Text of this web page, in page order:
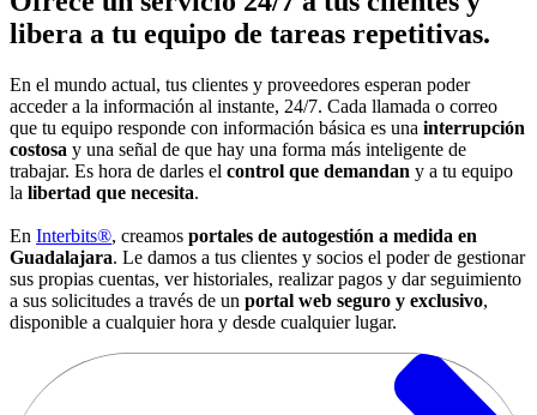
libera a tu equipo de tareas repetitivas.
En el mundo actual, tus clientes y proveedores esperan poder
acceder a la información al instante, 24/7. Cada llamada o correo
que tu equipo responde con información básica es una interrupción
costosa y una señal de que hay una forma más inteligente de
trabajar. Es hora de darles el control que demandan y a tu equipo
la libertad que necesita.
En Interbits®, creamos portales de autogestión a medida en
Guadalajara. Le damos a tus clientes y socios el poder de gestionar
sus propias cuentas, ver historiales, realizar pagos y dar seguimiento
a sus solicitudes a través de un portal web seguro y exclusivo,
disponible a cualquier hora y desde cualquier lugar.